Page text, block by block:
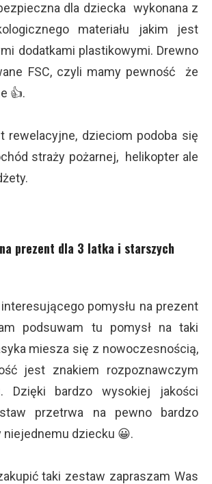
dla dziecka wykonana z
materiału jakim jest
dodatkami plastikowymi. Drewno
FSC, czyli mamy pewność że
👍.
rewelacyjne, dzieciom podoba się
straży pożarnej, helikopter ale
prezent dla 3 latka i starszych
pomysłu na prezent
podsuwam tu pomysł na taki
miesza się z nowoczesnością,
jest znakiem rozpoznawczym
Dzięki bardzo wysokiej jakości
przetrwa na pewno bardzo
niejednemu dziecku 😀.
taki zestaw zapraszam Was